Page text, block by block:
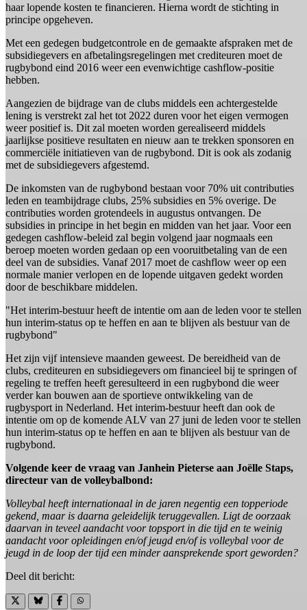
haar lopende kosten te financieren. Hierna wordt de stichting in
principe opgeheven.
Met een gedegen budgetcontrole en de gemaakte afspraken met de
subsidiegevers en afbetalingsregelingen met crediteuren moet de
rugbybond eind 2016 weer een evenwichtige cashflow-positie
hebben.
Aangezien de bijdrage van de clubs middels een achtergestelde
lening is verstrekt zal het tot 2022 duren voor het eigen vermogen
weer positief is. Dit zal moeten worden gerealiseerd middels
jaarlijkse positieve resultaten en nieuw aan te trekken sponsoren en
commerciële initiatieven van de rugbybond. Dit is ook als zodanig
met de subsidiegevers afgestemd.
De inkomsten van de rugbybond bestaan voor 70% uit contributies
leden en teambijdrage clubs, 25% subsidies en 5% overige. De
contributies worden grotendeels in augustus ontvangen. De
subsidies in principe in het begin en midden van het jaar. Voor een
gedegen cashflow-beleid zal begin volgend jaar nogmaals een
beroep moeten worden gedaan op een vooruitbetaling van de een
deel van de subsidies. Vanaf 2017 moet de cashflow weer op een
normale manier verlopen en de lopende uitgaven gedekt worden
door de beschikbare middelen.
"Het interim-bestuur heeft de intentie om aan de leden voor te stellen
hun interim-status op te heffen en aan te blijven als bestuur van de
rugbybond"
Het zijn vijf intensieve maanden geweest. De bereidheid van de
clubs, crediteuren en subsidiegevers om financieel bij te springen of
regeling te treffen heeft geresulteerd in een rugbybond die weer
verder kan bouwen aan de sportieve ontwikkeling van de
rugbysport in Nederland. Het interim-bestuur heeft dan ook de
intentie om op de komende ALV van 27 juni de leden voor te stellen
hun interim-status op te heffen en aan te blijven als bestuur van de
rugbybond.
Volgende keer de vraag van Janhein Pieterse aan Joëlle Staps,
directeur van de volleybalbond:
Volleybal heeft internationaal in de jaren negentig een topperiode
gekend, maar is daarna geleidelijk teruggevallen. Ligt de oorzaak
daarvan in teveel aandacht voor topsport in die tijd en te weinig
aandacht voor opleidingen en/of jeugd en/of is volleybal voor de
jeugd in de loop der tijd een minder aansprekende sport geworden?
Deel dit bericht: